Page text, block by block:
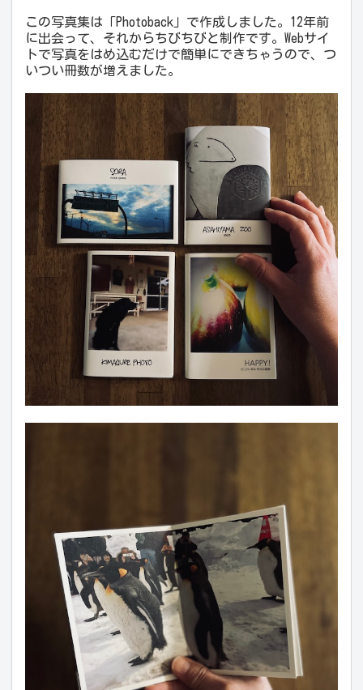
この写真集は「Photoback」で作成しました。12年前
に出会って、それからちびちびと制作です。Webサイ
トで写真をはめ込むだけで簡単にできちゃうので、つ
いつい冊数が増えました。